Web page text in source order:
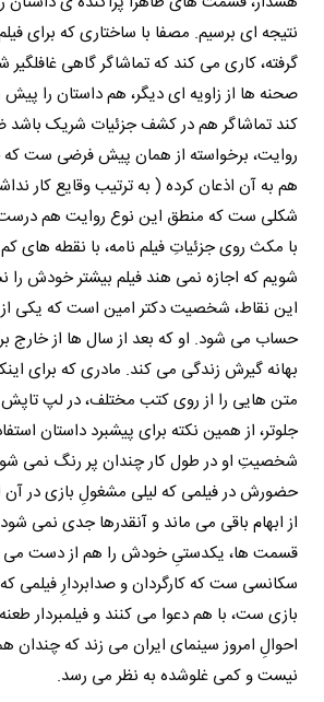
نتیجه ای برسیم. مصفا با ساختاری که برای
گرفته، کاری می کند که تماشاگر گاهی غافلگیر
صحنه ها از زاویه ای دیگر، هم داستان را
کند تماشاگر هم در کشف جزئیات شریک باشد
روایت، برخواسته از همان پیش فرضی ست
هم به آن اذعان کرده ( به ترتیب وقایع کار
شکلی ست که منطق این نوع روایت هم درست
با مکث روی جزئیاتِ فیلم نامه، با نقطه های
شویم که اجازه نمی هند فیلم بیشتر خودش را
این نقاط، شخصیت دکتر امین است که یکی
حساب می شود. او که بعد از سال ها از خارج
بهانه گیرش زندگی می کند. مادری که برای
متن هایی را از روی کتب مختلف، در لپ
جلوتر، از همین نکته برای پیشبرد داستان
شخصیتِ او در طول کار چندان پر رنگ نمی
حضورش در فیلمی که لیلی مشغولِ بازی در
از ابهام باقی می ماند و آنقدرها جدی نمی
قسمت ها، یکدستیِ خودش را هم از دست می
سکانسی ست که کارگردان و صدابردارِ فیلمی
بازی ست، با هم دعوا می کنند و فیلمبردار
احوالِ امروز سینمای ایران می زند که چندان
نیست و کمی غلوشده به نظر می رسد.